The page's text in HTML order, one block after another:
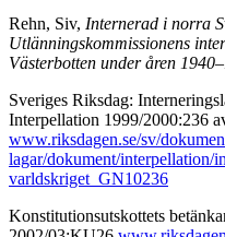
Rehn, Siv, Internerad i norra
Utlänningskommissionens
Västerbotten under åren
Sveriges Riksdag:
Interpellation 1999/2000:236
www.riksdagen.se/sv/
lagar/dokument/interpellation/
varldskriget_GN10236
Konstitutionsutskottets